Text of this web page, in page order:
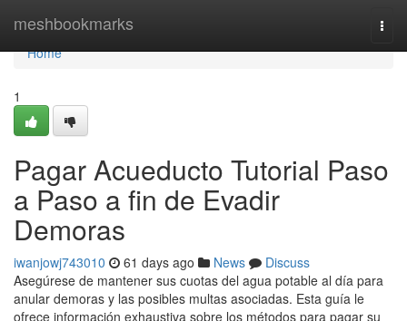
meshbookmarks
Home
Home
1
Pagar Acueducto Tutorial Paso
a Paso a fin de Evadir
Demoras
iwanjowj743010 61 days ago News
Discuss
Asegúrese de mantener sus cuotas del agua potable al día para
anular demoras y las posibles multas asociadas. Esta guía le
ofrece información exhaustiva sobre los métodos para pagar su